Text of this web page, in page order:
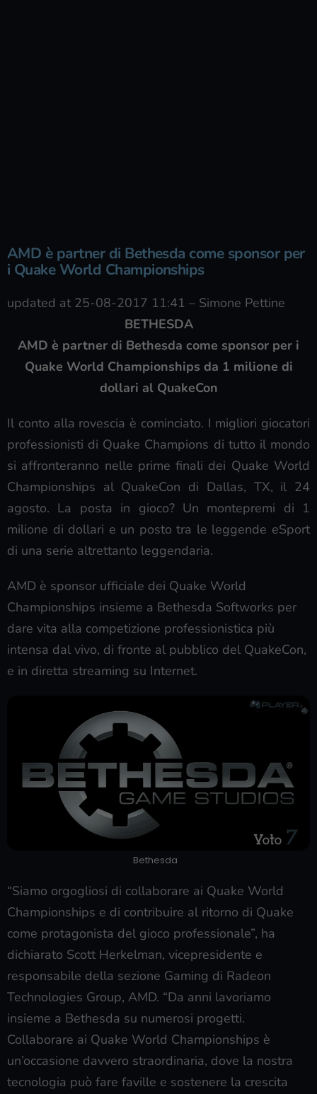
AMD è partner di Bethesda come sponsor per
i Quake World Championships
updated at 25-08-2017 11:41 – Simone Pettine
BETHESDA
AMD è partner di Bethesda come sponsor per i
Quake World Championships da 1 milione di
dollari al QuakeCon
Il conto alla rovescia è cominciato. I migliori giocatori
professionisti di Quake Champions di tutto il mondo
si affronteranno nelle prime finali dei Quake World
Championships al QuakeCon di Dallas, TX, il 24
agosto. La posta in gioco? Un montepremi di 1
milione di dollari e un posto tra le leggende eSport
di una serie altrettanto leggendaria.
AMD è sponsor ufficiale dei Quake World
Championships insieme a Bethesda Softworks per
dare vita alla competizione professionistica più
intensa dal vivo, di fronte al pubblico del QuakeCon,
e in diretta streaming su Internet.
Bethesda
“Siamo orgogliosi di collaborare ai Quake World
Championships e di contribuire al ritorno di Quake
come protagonista del gioco professionale”, ha
dichiarato Scott Herkelman, vicepresidente e
responsabile della sezione Gaming di Radeon
Technologies Group, AMD. “Da anni lavoriamo
insieme a Bethesda su numerosi progetti.
Collaborare ai Quake World Championships è
un’occasione davvero straordinaria, dove la nostra
tecnologia può fare faville e sostenere la crescita